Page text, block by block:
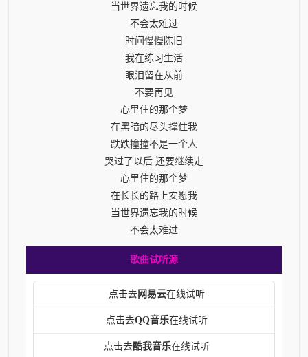
当世界遗忘我的时候
不会太难过
时间慢慢陈旧
我在练习生活
眼泪留在从前
不要再见
心里住的那个梦
在黑暗的尽头撑住我
跌跌撞撞不是一个人
哭过了以后 还要继续走
心里住的那个梦
在长长的路上安慰我
当世界遗忘我的时候
不会太难过
歌曲试听源
点击去网易云在线试听
点击去QQ音乐在线试听
点击去酷我音乐在线试听